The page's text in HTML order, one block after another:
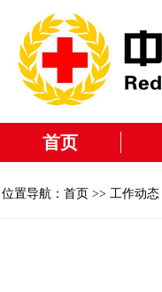
首页
位置导航： 首页 >> 工作动态